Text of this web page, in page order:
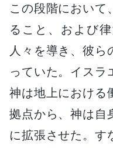
この段階において
ること、および
人々を導き、彼ら
っていた。イスラ
神は地上における
拠点から、神は自
に拡張させた。す